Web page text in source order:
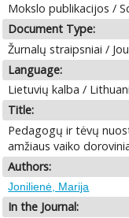
Mokslo publikacijos /
Document Type:
Žurnalų straipsniai /
Language:
Lietuvių kalba /
Title:
Pedagogų ir tėvų
amžiaus vaiko
Authors:
Jonilienė, Marija
In the Journal: